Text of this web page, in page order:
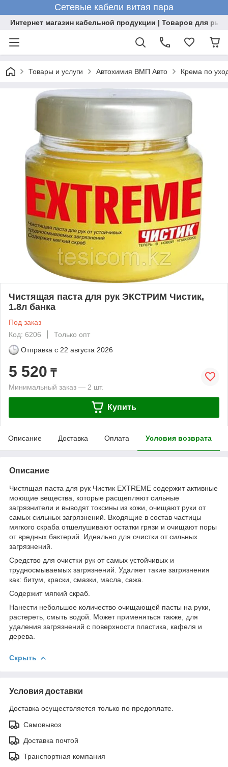
Сетевые кабели витая пара
Интернет магазин кабельной продукции | Товаров для
Товары и услуги Автохимия ВМП Авто Крема по
Чистящая паста для рук ЭКСТРИМ Чистик,
1.8л банка
Под заказ
Код: 6206
Только опт
Отправка с 22 августа 2026
5 520 ₸
Минимальный заказ — 2 шт.
Купить
Описание Доставка Оплата Условия возврата
Описание
Чистящая паста для рук Чистик EXTREME содержит активные
моющие вещества, которые расщепляют сильные
загрязнители и выводят токсины из кожи, очищают руки от
самых сильных загрязнений. Входящие в состав частицы
мягкого скраба отшелушивают остатки грязи и очищают поры
от вредных бактерий. Идеально для очистки от сильных
загрязнений.
Средство для очистки рук от самых устойчивых и
трудносмываемых загрязнений. Удаляет такие загрязнения
как: битум, краски, смазки, масла, сажа.
Содержит мягкий скраб.
Нанести небольшое количество очищающей пасты на руки,
растереть, смыть водой. Может применяться также, для
удаления загрязнений с поверхности пластика, кафеля и
дерева.
Скрыть
Условия доставки
Доставка осуществляется только по предоплате.
Самовывоз
Доставка почтой
Транспортная компания